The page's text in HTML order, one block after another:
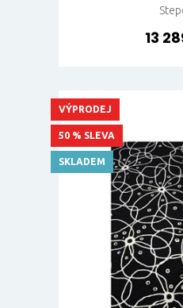
13
VÝPRODEJ
50 % SLEVA
SKLADEM